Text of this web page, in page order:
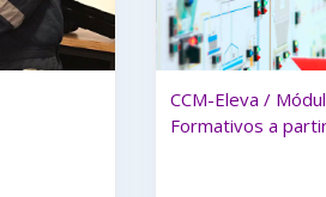
CCM-Eleva /
Formativos a